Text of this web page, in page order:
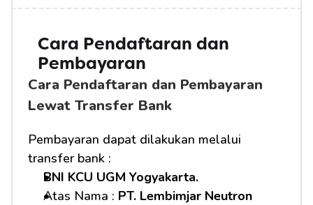
Cara Pendaftaran dan
Pembayaran
Cara Pendaftaran dan Pembayaran
Lewat Transfer Bank
Pembayaran dapat dilakukan melalui
transfer bank :
BNI KCU UGM Yogyakarta.
Atas Nama : PT. Lembimjar Neutron